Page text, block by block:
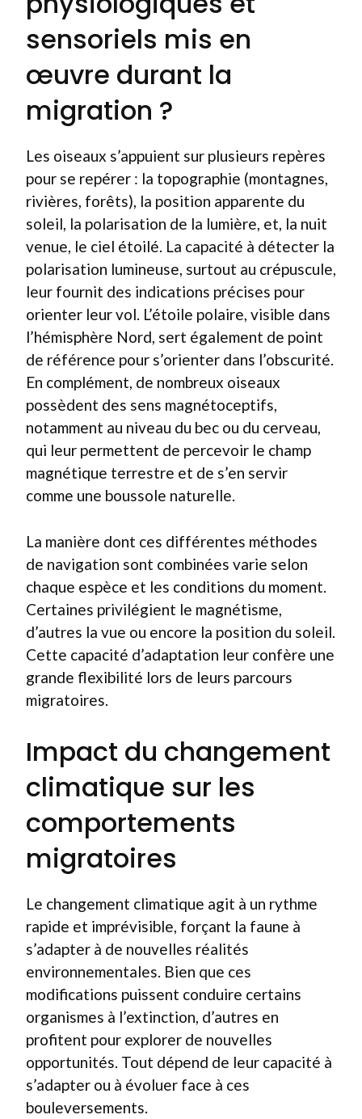
sensoriels mis en
œuvre durant la
migration ?
Les oiseaux s’appuient sur plusieurs repères
pour se repérer : la topographie (montagnes,
rivières, forêts), la position apparente du
soleil, la polarisation de la lumière, et, la nuit
venue, le ciel étoilé. La capacité à détecter la
polarisation lumineuse, surtout au crépuscule,
leur fournit des indications précises pour
orienter leur vol. L’étoile polaire, visible dans
l’hémisphère Nord, sert également de point
de référence pour s’orienter dans l’obscurité.
En complément, de nombreux oiseaux
possèdent des sens magnétoceptifs,
notamment au niveau du bec ou du cerveau,
qui leur permettent de percevoir le champ
magnétique terrestre et de s’en servir
comme une boussole naturelle.
La manière dont ces différentes méthodes
de navigation sont combinées varie selon
chaque espèce et les conditions du moment.
Certaines privilégient le magnétisme,
d’autres la vue ou encore la position du soleil.
Cette capacité d’adaptation leur confère une
grande flexibilité lors de leurs parcours
migratoires.
Impact du changement
climatique sur les
comportements
migratoires
Le changement climatique agit à un rythme
rapide et imprévisible, forçant la faune à
s’adapter à de nouvelles réalités
environnementales. Bien que ces
modifications puissent conduire certains
organismes à l’extinction, d’autres en
profitent pour explorer de nouvelles
opportunités. Tout dépend de leur capacité à
s’adapter ou à évoluer face à ces
bouleversements.